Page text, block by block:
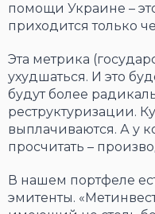
помощи Украине –
приходится только
Эта метрика
ухудшаться. И это
будут более
реструктуризации.
выплачиваются. А у
просчитать –
В нашем портфеле
эмитенты.